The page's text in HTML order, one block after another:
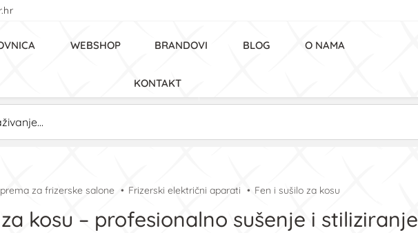
WEBSHOP BRANDOVI BLOG O NAMA
KONTAKT
za frizerske salone Frizerski električni aparati Fen i sušilo za kosu
kosu – profesionalno sušenje i stiliziranje